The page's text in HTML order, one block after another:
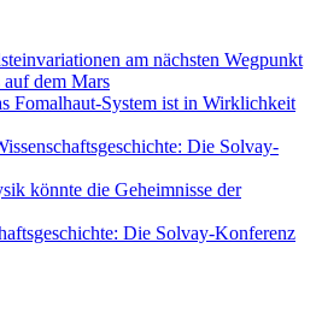
am nächsten Wegpunkt
dem Mars
Fomalhaut-System ist in Wirklichkeit
Die Solvay-
könnte die Geheimnisse der
Die Solvay-Konferenz